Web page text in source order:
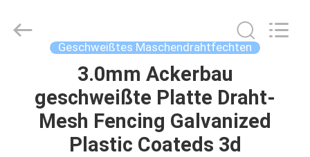
PRODUKTE
Co.,Ltd.
Geschweißtes Maschendrahtfechten
3.0mm Ackerbau
geschweißte Platte Draht-
Mesh Fencing Galvanized
Plastic Coateds 3d